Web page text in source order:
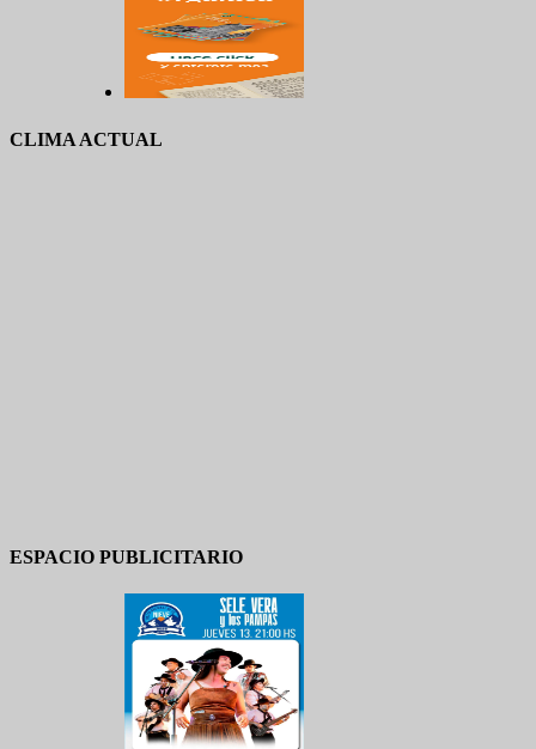
CLIMA ACTUAL
ESPACIO PUBLICITARIO